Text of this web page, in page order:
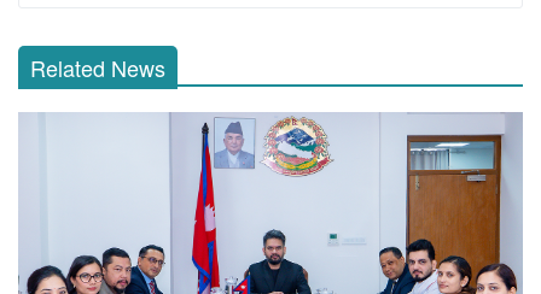
Related News